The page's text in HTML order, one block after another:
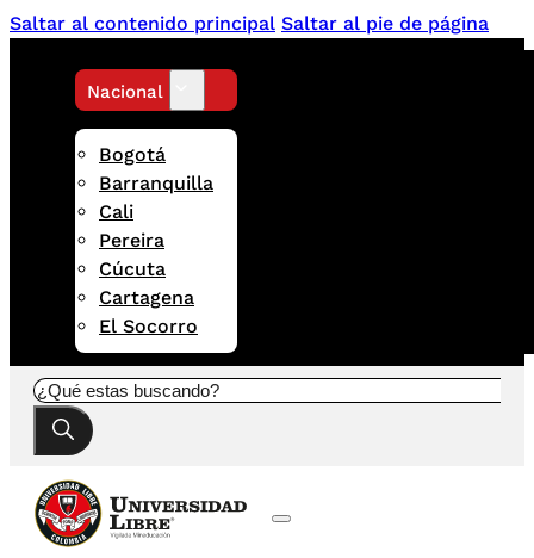
Saltar al contenido principal Saltar al pie de página
Nacional
Bogotá
Barranquilla
Cali
Pereira
Cúcuta
Cartagena
El Socorro
Buscar